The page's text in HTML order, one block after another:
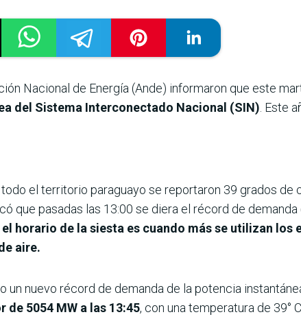
Nacional de Energía (Ande) informaron que este
del Sistema Interconectado Nacional (SIN) . Este
el territorio paraguayo se reportaron 39 grados de
que pasadas las 13:00 se diera el récord de
horario de la siesta es cuando más se utilizan
aire.
un nuevo récord de demanda de la potencia
de 5054 MW a las 13:45, con una temperatura de 39°